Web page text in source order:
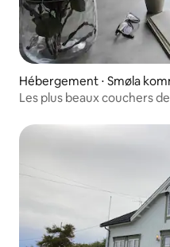
Hébergement ⋅ Smøla
Les plus beaux couchers